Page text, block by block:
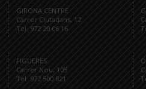
GIRONA CENTRE
Carrer Ciutadans, 12
Tel. 972 20 06 16
FIGUERES
Carrer Nou, 105
Tel. 972 500 821